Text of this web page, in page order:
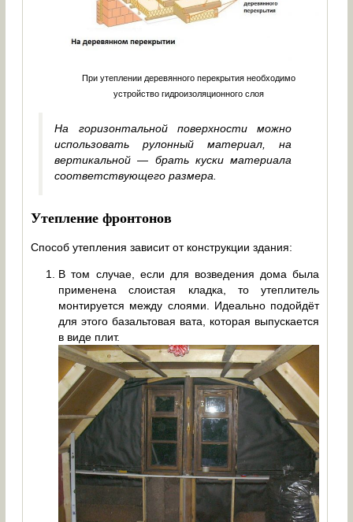
При утеплении деревянного перекрытия необходимо
устройство гидроизоляционного слоя
На горизонтальной поверхности можно
использовать рулонный материал, на
вертикальной — брать куски материала
соответствующего размера.
Утепление фронтонов
Способ утепления зависит от конструкции здания:
В том случае, если для возведения дома была
применена слоистая кладка, то утеплитель
монтируется между слоями. Идеально подойдёт
для этого базальтовая вата, которая выпускается
в виде плит.